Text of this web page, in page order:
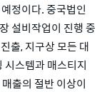
정이다. 중국법인
설비작업이 진행 중
출, 지구상 모든 대
스템과 매스티지
출의 절반 이상이